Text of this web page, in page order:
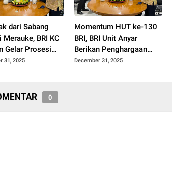
dari Sabang
Merauke, BRI KC
Gelar Prosesi
Sambut
31, 2025
Momentum HUT ke-130
BRI, BRI Unit Anyar
Berikan Penghargaan
Masa Kerja kepada
December 31, 2025
0